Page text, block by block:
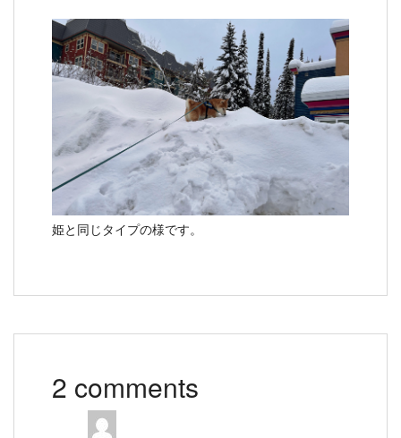
姫と同じタイプの様です。
2 comments